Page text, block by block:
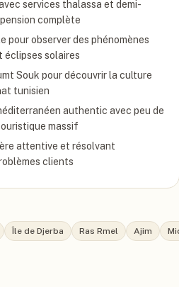
services thalassa et demi-
complète
pour observer des phénomènes
éclipses solaires
Souk pour découvrir la culture
tunisien
authentic avec peu de
massif
attentive et résolvant
clients
Île de Djerba Ras Rmel Ajim